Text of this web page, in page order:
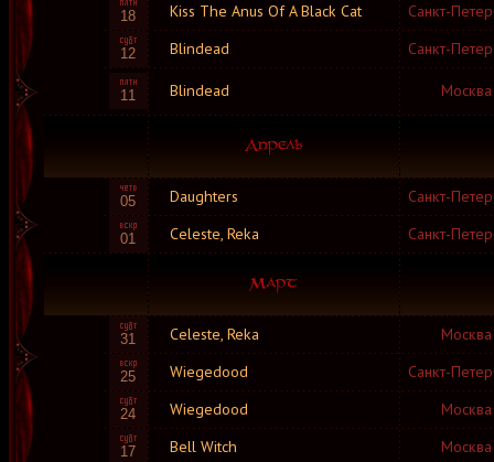
18 Kiss The Anus Of A Black Cat Санкт-
12 Blindead Санкт-
11 Blindead Москва
05 Daughters Санкт-
01 Celeste, Reka Санкт-
31 Celeste, Reka Москва
25 Wiegedood Санкт-
24 Wiegedood Москва
17 Bell Witch Москва